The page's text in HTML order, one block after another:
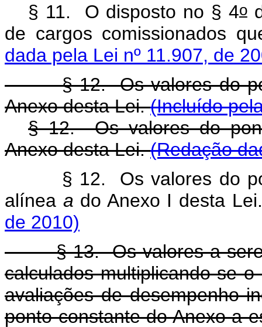
§ 11. O disposto no § 4o
de cargos comissionados
dada pela Lei nº 11.907, de
§ 12. Os valores do
Anexo desta Lei.(Incluído
§ 12. Os valores do
Anexo desta Lei.(Redação
§ 12. Os valores do
alínea a do Anexo I desta
de 2010)
§ 13. Os valores a serem
calculados multiplicando-se
avaliações de desempenho
ponto constante do Anexo a